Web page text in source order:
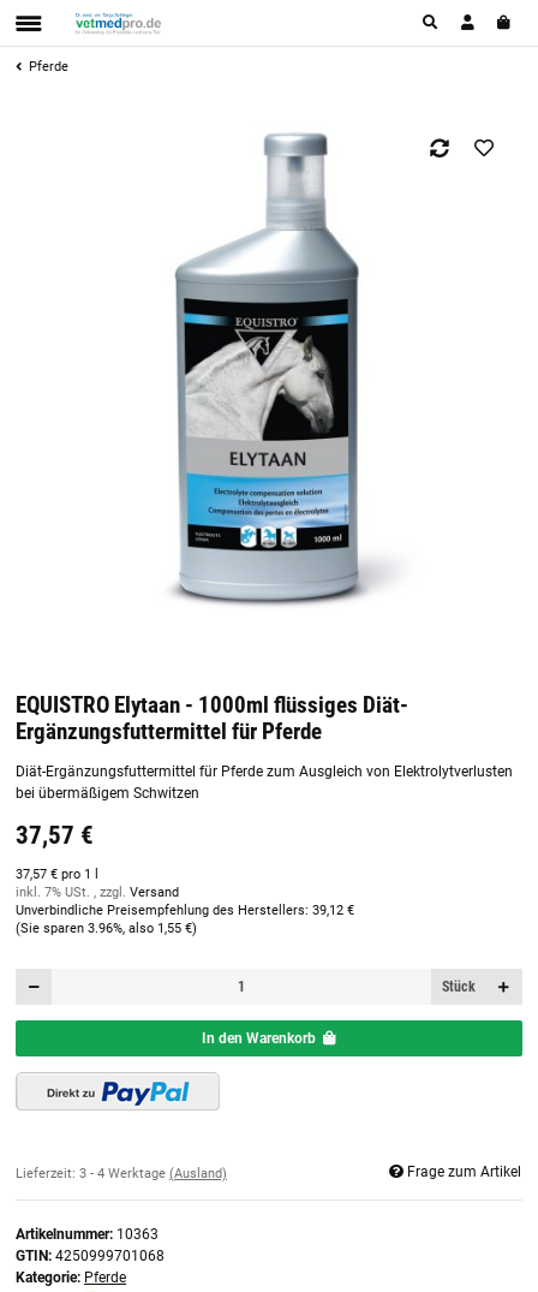
Pferde
EQUISTRO Elytaan - 1000ml flüssiges Diät-
Ergänzungsfuttermittel für Pferde
Diät-Ergänzungsfuttermittel für Pferde zum Ausgleich von Elektrolytverlusten
bei übermäßigem Schwitzen
37,57 €
37,57 € pro 1 l
inkl. 7% USt. , zzgl. Versand
Unverbindliche Preisempfehlung des Herstellers: 39,12 €
(Sie sparen 3.96%, also 1,55 €)
Stück
In den Warenkorb
Lieferzeit: 3 - 4 Werktage (Ausland) Frage zum Artikel
Artikelnummer: 10363
GTIN: 4250999701068
Kategorie: Pferde